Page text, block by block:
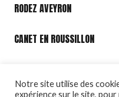
RODEZ AVEYRON
CANET EN ROUSSILLON
Notre site utilise des
expérience sur le site,